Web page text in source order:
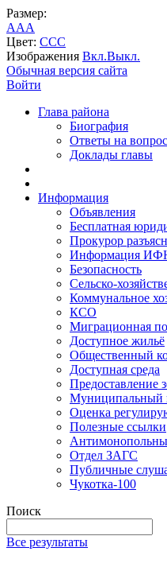
Размер:
AAA
Цвет: CCC
Изображения Вкл.Выкл.
Обычная версия сайта
Войти
Глава района
Биография
Ответы на
Доклады главы
Информация
Объявления
Бесплатная
Прокурор
Информация
Безопасность
Сельско-
Коммунальное
КСО
Миграционная
Доступное жильё
Общественный
Доступная среда
Предоставление
Муниципальный
Оценка
Полезные ссылки
Отдел ЗАГС
Публичные
Чукотка-100
Поиск
Все результаты